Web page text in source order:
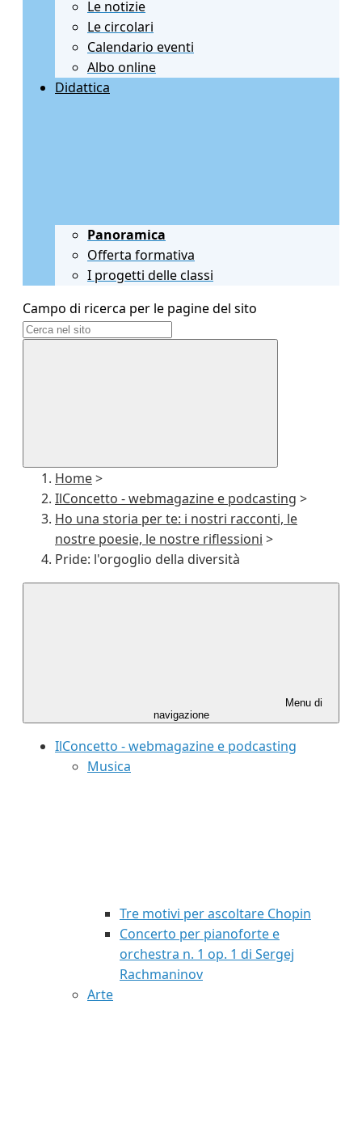
Le notizie
Le circolari
Calendario eventi
Albo online
Didattica
Panoramica
Offerta formativa
I progetti delle classi
Campo di ricerca per le pagine del sito
Home>
IlConcetto - webmagazine e podcasting >
Ho una storia per te: i nostri racconti, le
nostre poesie, le nostre riflessioni >
Pride: l'orgoglio della diversità
Menu di
navigazione
IlConcetto - webmagazine e podcasting
Musica
Tre motivi per ascoltare Chopin
Concerto per pianoforte e
orchestra n. 1 op. 1 di Sergej
Rachmaninov
Arte